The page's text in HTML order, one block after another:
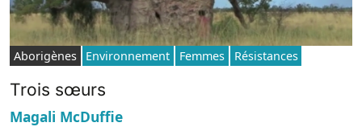
Aborigènes Environnement Femmes Résistances
Trois sœurs
Magali McDuffie